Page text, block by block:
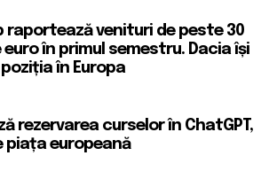
raportează venituri de peste 30
euro în primul semestru. Dacia își
în Europa
rezervarea curselor în ChatGPT,
piața europeană